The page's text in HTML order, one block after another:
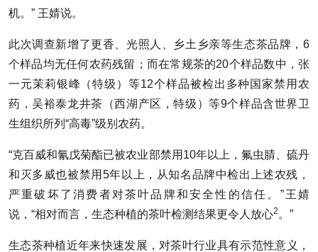
机。” 王婧说。
此次调查新增了更香、光照人、乡土乡亲等生态茶品牌，6
个样品均无任何农药残留；而在常规茶的20个样品数中，张
一元茉莉银峰（特级）等12个样品被检出多种国家禁用农
药，吴裕泰龙井茶（西湖产区，特级）等9个样品含世界卫
生组织所列“高毒”级别农药。
“克百威和氰戊菊酯已被农业部禁用10年以上，氟虫腈、硫丹
和灭多威也被禁用5年以上，从知名品牌中检出上述农残，
严重破坏了消费者对茶叶品牌和安全性的信任。”王婧
说，“相对而言，生态种植的茶叶检测结果更令人放心2 。”
生态茶种植近年来快速发展，对茶叶行业具有示范性意义，